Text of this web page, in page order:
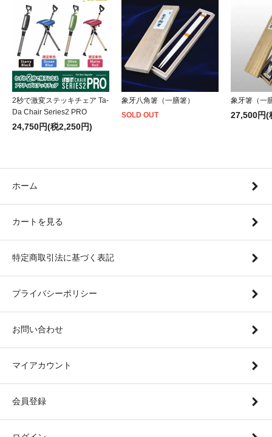
2秒で激変ステッキチェア Ta-
Da Chair Series2 PRO
24,750円(税2,250円)
象牙八角箸（一膳箸）
SOLD OUT
象牙箸（一
27,500円(
ホーム
カートを見る
特定商取引法に基づく表記
プライバシーポリシー
お問い合わせ
マイアカウント
会員登録